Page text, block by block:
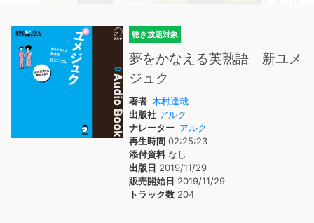
聴き放題対象
夢をかなえる英熟語 新ユメ
ジュク
著者 木村達哉
出版社 アルク
ナレーター アルク
再生時間 02:25:23
添付資料なし
出版日 2019/11/29
販売開始日 2019/11/29
トラック数 204